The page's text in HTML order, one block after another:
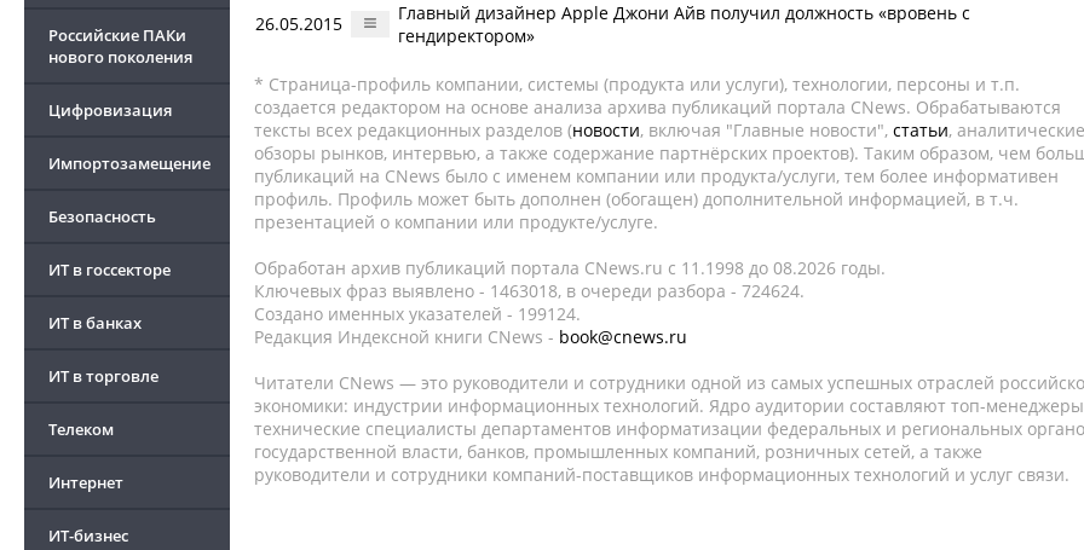
Российские ПАКи
нового поколения
Цифровизация
Импортозамещение
Безопасность
ИТ в госсекторе
ИТ в банках
ИТ в торговле
Телеком
Интернет
ИТ-бизнес
26.05.2015
Главный дизайнер Apple Джони Айв получил должность «вровень с
гендиректором»
* Страница-профиль компании, системы (продукта или услуги), технологии, персоны и т.п.
создается редактором на основе анализа архива публикаций портала CNews. Обрабатываются
тексты всех редакционных разделов (новости, включая "Главные новости", статьи, аналитические
обзоры рынков, интервью, а также содержание партнёрских проектов). Таким образом, чем
публикаций на CNews было с именем компании или продукта/услуги, тем более информативен
профиль. Профиль может быть дополнен (обогащен) дополнительной информацией, в т.ч.
презентацией о компании или продукте/услуге.
Обработан архив публикаций портала CNews.ru c 11.1998 до 08.2026 годы.
Ключевых фраз выявлено - 1463018, в очереди разбора - 724624.
Создано именных указателей - 199124.
Редакция Индексной книги CNews - book@cnews.ru
Читатели CNews — это руководители и сотрудники одной из самых успешных отраслей
экономики: индустрии информационных технологий. Ядро аудитории составляют топ-
технические специалисты департаментов информатизации федеральных и региональных
государственной власти, банков, промышленных компаний, розничных сетей, а также
руководители и сотрудники компаний-поставщиков информационных технологий и услуг связи.